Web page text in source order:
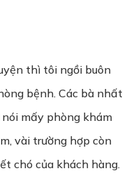
thì tôi ngồi buôn
bệnh. Các bà nhất
mấy phòng khám
vài trường hợp còn
chó của khách hàng.